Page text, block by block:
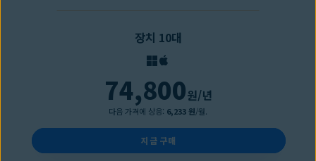
장치 10대
74,800원/년
다음 가격에 상응: 6,233 원/월.
지금 구매